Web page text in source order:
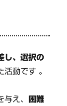
し、選択の
活動です 。
与え、
困難